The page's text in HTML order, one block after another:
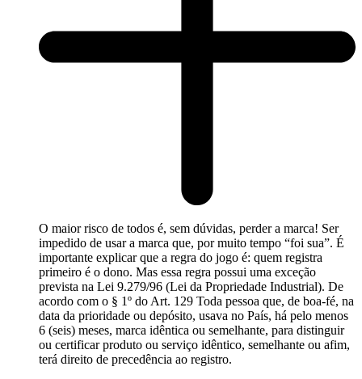
O maior risco de todos é, sem dúvidas, perder a marca! Ser
impedido de usar a marca que, por muito tempo “foi sua”. É
importante explicar que a regra do jogo é: quem registra
primeiro é o dono. Mas essa regra possui uma exceção
prevista na Lei 9.279/96 (Lei da Propriedade Industrial). De
acordo com o § 1º do Art. 129 Toda pessoa que, de boa-fé, na
data da prioridade ou depósito, usava no País, há pelo menos
6 (seis) meses, marca idêntica ou semelhante, para distinguir
ou certificar produto ou serviço idêntico, semelhante ou afim,
terá direito de precedência ao registro.